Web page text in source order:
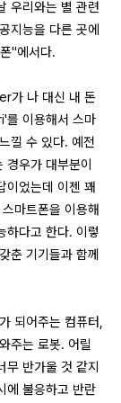
우리와는 별 관련
지능을 다른 곳에
"에서다.
가 나 대신 내 돈
를 이용해서 스마
낄 수 있다. 예전
경우가 대부분이
이었는데 이젠 꽤
마트폰을 이용해
하다고 한다. 이렇
춘 기기들과 함께
되어주는 컴퓨터,
주는 로봇. 어릴
무 반가울 것 같지
에 불응하고 반란